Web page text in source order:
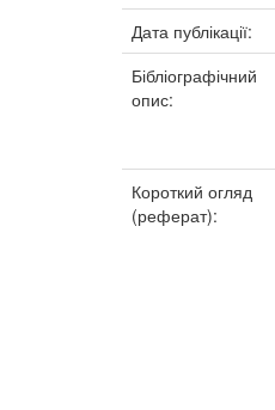
Дата публікації:
Бібліографічний
опис:
Короткий огляд
(реферат):